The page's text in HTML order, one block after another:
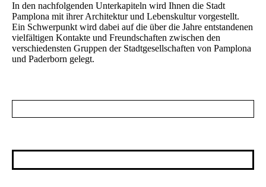
In den nachfolgenden Unterkapiteln wird Ihnen die Stadt
Pamplona mit ihrer Architektur und Lebenskultur vorgestellt.
Ein Schwerpunkt wird dabei auf die über die Jahre entstandenen
vielfältigen Kontakte und Freundschaften zwischen den
verschiedensten Gruppen der Stadtgesellschaften von Pamplona
und Paderborn gelegt.